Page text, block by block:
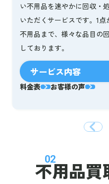
い不用品を速やかに回収・
いただくサービスです。1点
不用品まで、様々な品目の
しております。
サービス内容
料金表 お客様の声
02
不用品買